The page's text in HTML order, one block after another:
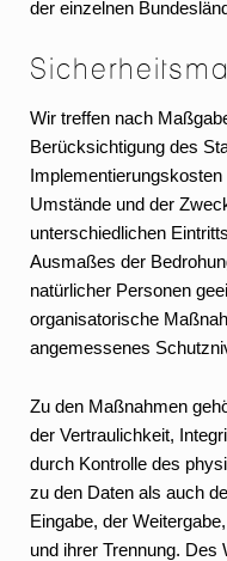
der einzelnen
Wir treffen nach
Berücksichtigung des
Umstände und der
unterschiedlichen
Ausmaßes der
natürlicher Personen
organisatorische
angemessenes
Zu den Maßnahmen
der Vertraulichkeit,
durch Kontrolle des
zu den Daten als auch
Eingabe, der
und ihrer Trennung. Des